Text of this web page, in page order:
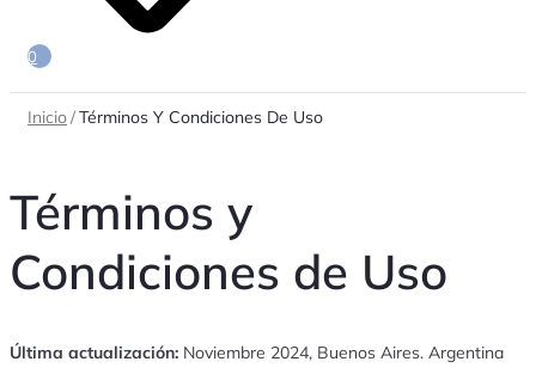
0
Inicio/Términos Y Condiciones De Uso
Términos y
Condiciones de Uso
Última actualización: Noviembre 2024, Buenos Aires. Argentina